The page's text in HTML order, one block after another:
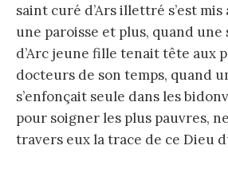
saint curé d’Ars illettré s’est
une paroisse et plus, quand une
d’Arc jeune fille tenait tête aux
docteurs de son temps, quand
s’enfonçait seule dans les
pour soigner les plus pauvres,
travers eux la trace de ce Dieu